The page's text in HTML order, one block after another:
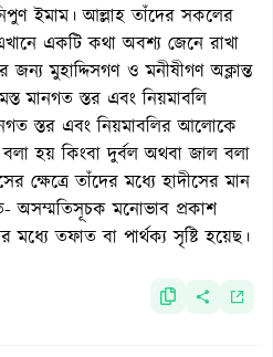
ইমাম। আল্লাহ তাঁদের সকলের
একটি কথা অবশ্য জেনে রাখা
জন্য মুহাদ্দিসগণ ও মনীষীগণ অক্লান্ত
মানগত স্তর এবং নিয়মাবলি
স্তর এবং নিয়মাবলির আলোকে
হয় কিংবা দুর্বল অথবা জাল বলা
ক্ষেত্রে তাঁদের মধ্যে হাদীসের মান
অসম্মতিসূচক মনোভাব প্রকাশ
তফাত বা পার্থক্য সৃষ্টি হয়েছ।